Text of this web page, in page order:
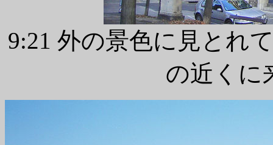
9:21 外の景色に見とれ
の近くに